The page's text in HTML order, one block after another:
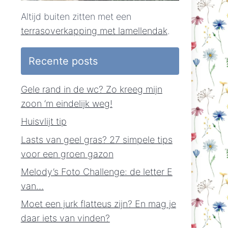
Altijd buiten zitten met een
terrasoverkapping met lamellendak.
Recente posts
Gele rand in de wc? Zo kreeg mijn
zoon ‘m eindelijk weg!
Huisvlijt tip
Lasts van geel gras? 27 simpele tips
voor een groen gazon
Melody’s Foto Challenge: de letter E
van…
Moet een jurk flatteus zijn? En mag je
daar iets van vinden?